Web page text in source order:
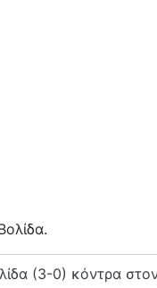
(3-0) κόντρα